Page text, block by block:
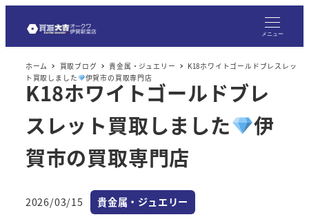
メニュー
ホーム 買取ブログ 貴金属・ジュエリー
K18ホワイトゴールドブレスレッ
ト買取しました
伊賀市の買取専門店
K18ホワイトゴールドブレ
スレット買取しました
伊
賀市の買取専門店
投稿日
2026/03/15 カテゴリー
貴金属・ジュエリー